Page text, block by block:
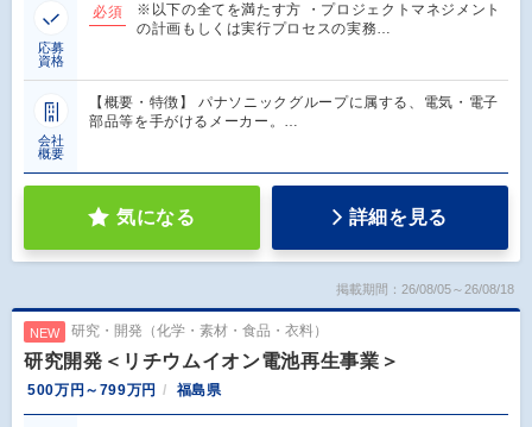
応募
資格
必須
※以下の全てを満たす方 ・プロジェクトマネジメント
の計画もしくは実行プロセスの実務…
会社
概要
【概要・特徴】 パナソニックグループに属する、電気・電子
部品等を手がけるメーカー。…
気になる 詳細を見る
掲載期間：26/08/05～26/08/18
NEW 研究・開発（化学・素材・食品・衣料）
研究開発＜リチウムイオン電池再生事業＞
500万円～799万円 福島県